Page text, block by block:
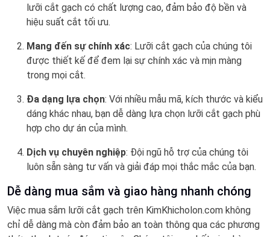
lưỡi cắt gạch có chất lượng cao, đảm bảo độ bền và
hiệu suất cắt tối ưu.
Mang đến sự chính xác: Lưỡi cắt gạch của chúng tôi
được thiết kế để đem lại sự chính xác và mịn màng
trong mọi cắt.
Đa dạng lựa chọn: Với nhiều mẫu mã, kích thước và kiểu
dáng khác nhau, bạn dễ dàng lựa chọn lưỡi cắt gạch phù
hợp cho dự án của mình.
Dịch vụ chuyên nghiệp: Đội ngũ hỗ trợ của chúng tôi
luôn sẵn sàng tư vấn và giải đáp mọi thắc mắc của bạn.
Dễ dàng mua sắm và giao hàng nhanh chóng
Việc mua sắm lưỡi cắt gạch trên KimKhicholon.com không
chỉ dễ dàng mà còn đảm bảo an toàn thông qua các phương